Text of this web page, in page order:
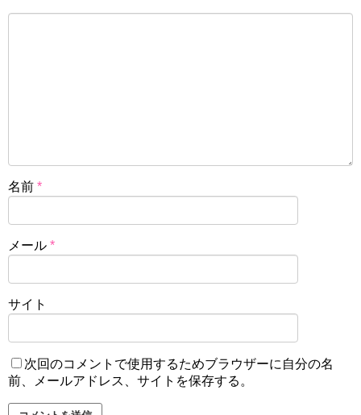
名前 *
メール *
サイト
次回のコメントで使用するためブラウザーに自分の名
前、メールアドレス、サイトを保存する。